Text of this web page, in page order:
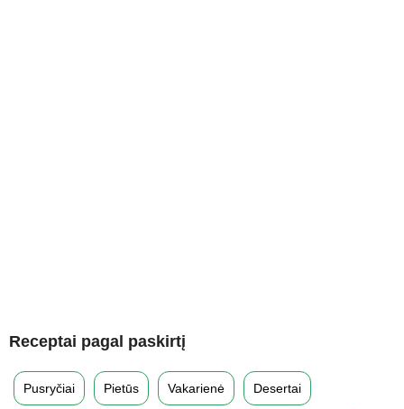
Receptai pagal paskirtį
Pusryčiai Pietūs Vakarienė Desertai